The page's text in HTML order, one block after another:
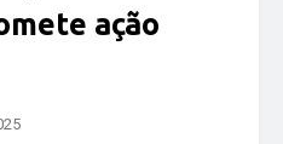
ação